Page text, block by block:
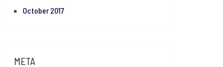
October 2017
META